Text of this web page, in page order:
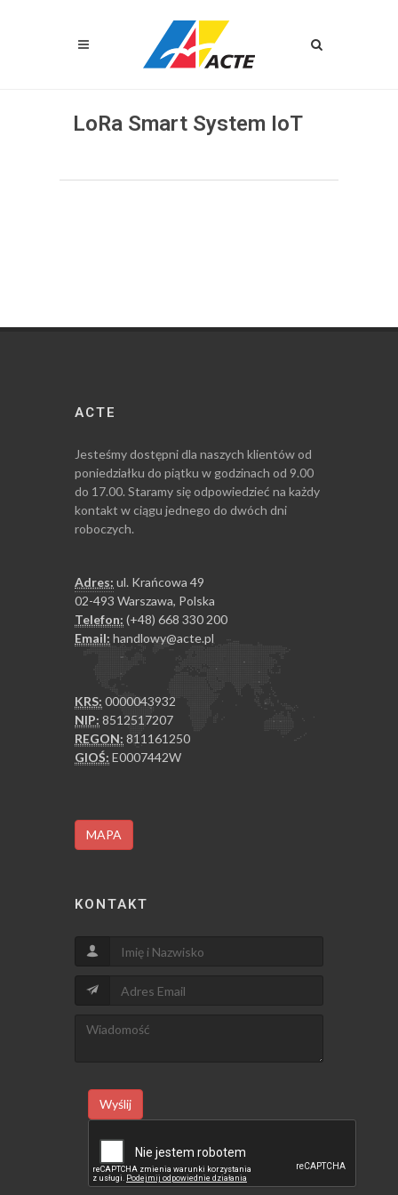
LoRa Smart System IoT
ACTE
Jesteśmy dostępni dla naszych klientów od
poniedziałku do piątku w godzinach od 9.00
do 17.00. Staramy się odpowiedzieć na każdy
kontakt w ciągu jednego do dwóch dni
roboczych.
Adres: ul. Krańcowa 49
02-493 Warszawa, Polska
Telefon: (+48) 668 330 200
Email: handlowy@acte.pl
KRS: 0000043932
NIP: 8512517207
REGON: 811161250
GIOŚ: E0007442W
MAPA
KONTAKT
Wyślij